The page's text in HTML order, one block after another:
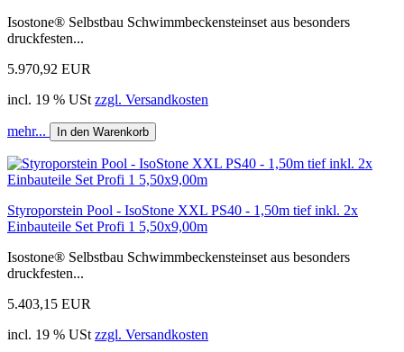
Isostone® Selbstbau Schwimmbeckensteinset aus besonders
druckfesten...
5.970,92 EUR
incl. 19 % USt zzgl. Versandkosten
mehr... In den Warenkorb
Styroporstein Pool - IsoStone XXL PS40 - 1,50m tief inkl. 2x
Einbauteile Set Profi 1 5,50x9,00m
Isostone® Selbstbau Schwimmbeckensteinset aus besonders
druckfesten...
5.403,15 EUR
incl. 19 % USt zzgl. Versandkosten